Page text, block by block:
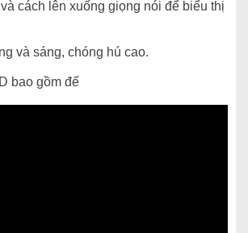
cách lên xuống giọng nói để biểu thị
và sáng, chóng hú cao.
bao gồm đế